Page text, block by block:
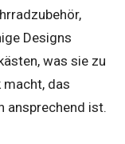
Designs
was sie zu
das
ansprechend ist.